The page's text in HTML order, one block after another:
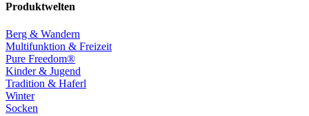
Produktwelten
Berg & Wandern
Multifunktion & Freizeit
Pure Freedom®
Kinder & Jugend
Tradition & Haferl
Winter
Socken